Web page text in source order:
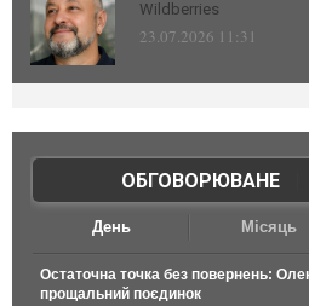
Wildberries
23.07.2026 11:31
ОБГОВОРЮВАНЕ|
День Місяць
Остаточна точка без повернень:
прощальний поєдинок